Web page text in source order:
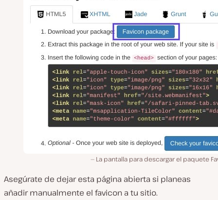
La pantalla para descargar el paquete
Asegúrate de dejar esta página abierta si planeas
añadir manualmente el favicon a tu sitio.